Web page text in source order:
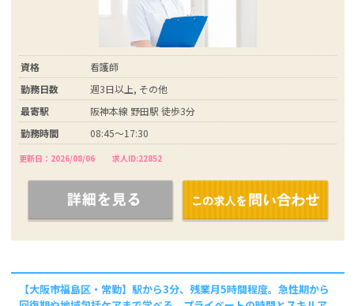
資格
看護師
勤務日数
週3日以上, その他
最寄駅
阪神本線 野田駅 徒歩3分
勤務時間
08:45～17:30
更新日：2026/08/06 求人ID:22852
【大阪市福島区・常勤】駅から3分、残業月5時間程度。急性期から